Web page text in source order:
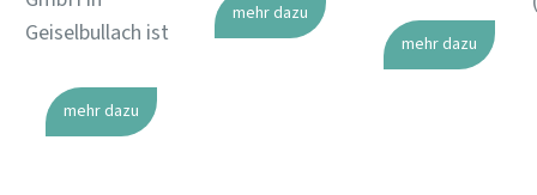
Geiselbullach ist
mehr dazu
mehr dazu
mehr dazu